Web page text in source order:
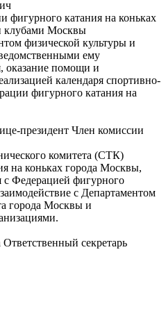
фигурного катания на коньках
клубами Москвы
физической культуры и
ему
оказание помощи и
календаря спортивно-
фигурного катания на
президент Член комиссии
комитета (СТК)
на коньках города Москвы,
с Федерацией фигурного
с Департаментом
города Москвы и
Ответственный секретарь